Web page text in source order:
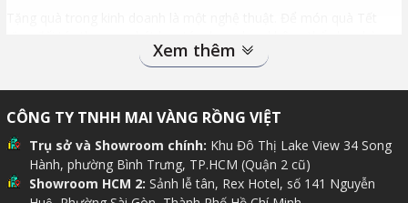
Quy trình chọn quà cần tuân thủ 5 bước chặt chẽ: Xác định ngân
sách-> Xác định người nhận-> Nghiên cứu văn hóa-> Cá nhân hóa
-> Hình thức trình bày.
💡Góc kinh nghiệm:
Thời điểm tặng quà cũng quan trọng không kém
món quà, bạn nên lên kế hoạch đặt hàng trước từ
Xem thêm
CÔNG TY TNHH MAI VÀNG RỒNG VIỆT
Trụ sở và Showroom chính: Khu Đô Thị Lake View 34 Song
Hành, phường Bình Trưng, TP.HCM (Quận 2 cũ)
Showroom HCM 2: Sảnh lễ tân, Rex Hotel, số 141 Nguyễn